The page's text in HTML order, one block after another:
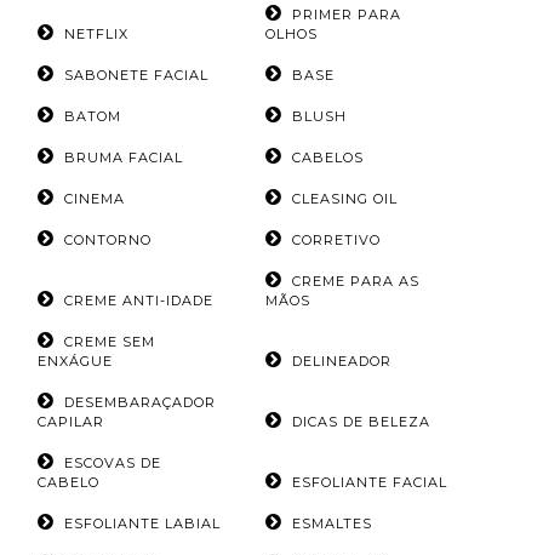
NETFLIX
PRIMER PARA
OLHOS
SABONETE FACIAL BASE
BATOM BLUSH
BRUMA FACIAL CABELOS
CINEMA CLEASING OIL
CONTORNO CORRETIVO
CREME ANTI-IDADE
CREME PARA AS
MÃOS
CREME SEM
ENXÁGUE
DELINEADOR
DESEMBARAÇADOR
CAPILAR
DICAS DE BELEZA
ESCOVAS DE
CABELO
ESFOLIANTE FACIAL
ESFOLIANTE LABIAL ESMALTES